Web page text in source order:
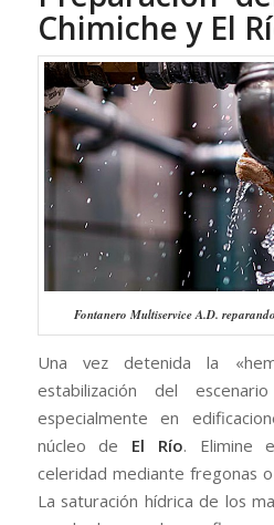
Chimiche y El
Fontanero Multiservice A.D.
Una vez detenida la
estabilización del
especialmente en
núcleo de El Río. Elimine
celeridad mediante fregonas
La saturación hídrica de los